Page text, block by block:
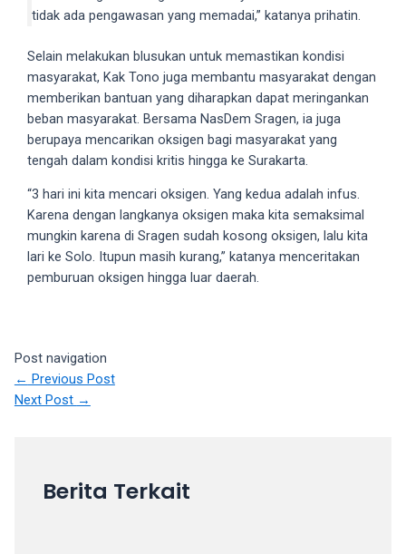
porn
anal,
ass,
blonde,
brunette,
etc.
You
also
find
gay
videos
their
website.
tidak ada pengawasan yang memadai,” katanya prihatin.
Selain melakukan blusukan untuk memastikan kondisi
masyarakat, Kak Tono juga membantu masyarakat dengan
memberikan bantuan yang diharapkan dapat meringankan
beban masyarakat. Bersama NasDem Sragen, ia juga
berupaya mencarikan oksigen bagi masyarakat yang
tengah dalam kondisi kritis hingga ke Surakarta.
“3 hari ini kita mencari oksigen. Yang kedua adalah infus.
Karena dengan langkanya oksigen maka kita semaksimal
mungkin karena di Sragen sudah kosong oksigen, lalu kita
lari ke Solo. Itupun masih kurang,” katanya menceritakan
pemburuan oksigen hingga luar daerah.
Post navigation
← Previous Post
Next Post →
Berita Terkait